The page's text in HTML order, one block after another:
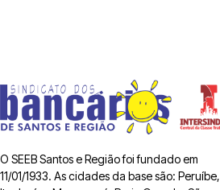
O SEEB Santos e Região foi fundado em
11/01/1933. As cidades da base são: Peruíbe,